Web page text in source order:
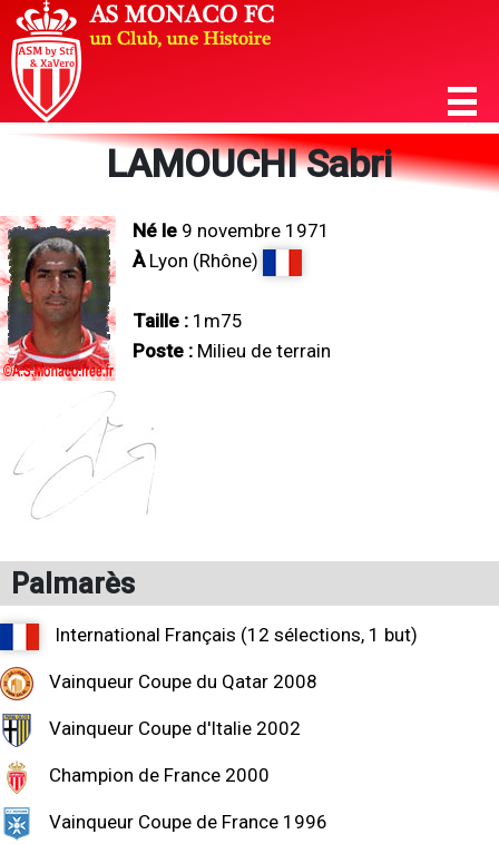
LAMOUCHI Sabri
Né le 9 novembre 1971
ÀLyon (Rhône)
Taille : 1m75
Poste : Milieu de terrain
Palmarès
International Français (12 sélections, 1 but)
Vainqueur Coupe du Qatar 2008
Vainqueur Coupe d'Italie 2002
Champion de France 2000
Vainqueur Coupe de France 1996